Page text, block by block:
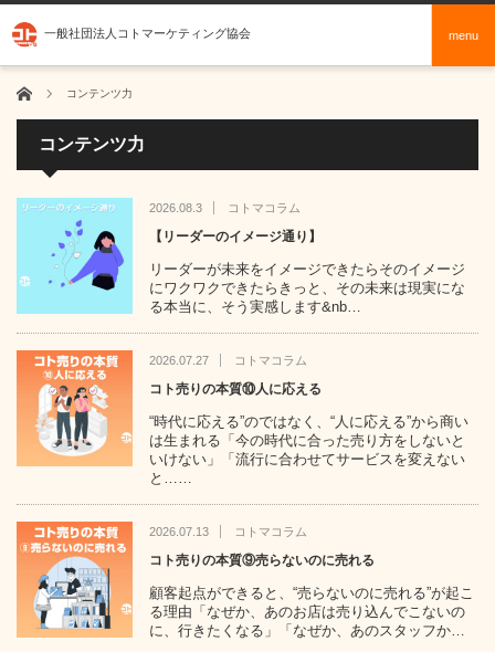
一般社団法人コトマーケティング協会 menu
ホーム コンテンツ力
コンテンツ力
2026.08.3 コトマコラム
【リーダーのイメージ通り】
リーダーが未来をイメージできたらそのイメージ
にワクワクできたらきっと、その未来は現実にな
る本当に、そう実感します&nb…
2026.07.27 コトマコラム
コト売りの本質⑩人に応える
“時代に応える”のではなく、“人に応える”から商い
は生まれる「今の時代に合った売り方をしないと
いけない」「流行に合わせてサービスを変えない
と……
2026.07.13 コトマコラム
コト売りの本質⑨売らないのに売れる
顧客起点ができると、“売らないのに売れる”が起こ
る理由「なぜか、あのお店は売り込んでこないの
に、行きたくなる」「なぜか、あのスタッフか…